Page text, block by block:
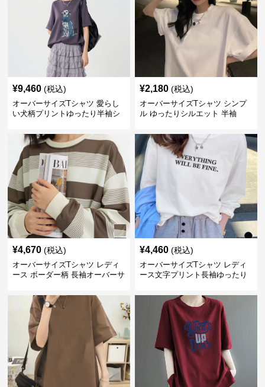
¥9,460 (税込)
オーバーサイズTシャツ 愛らし
い犬柄プリントゆったり半袖シ
¥2,180 (税込)
オーバーサイズTシャツ シンプ
ル ゆったりシルエット 半袖
¥4,670 (税込)
オーバーサイズTシャツ レディ
ース ボーダー柄 長袖オーバーサ
¥4,460 (税込)
オーバーサイズTシャツ レディ
ース文字プリント長袖ゆったり